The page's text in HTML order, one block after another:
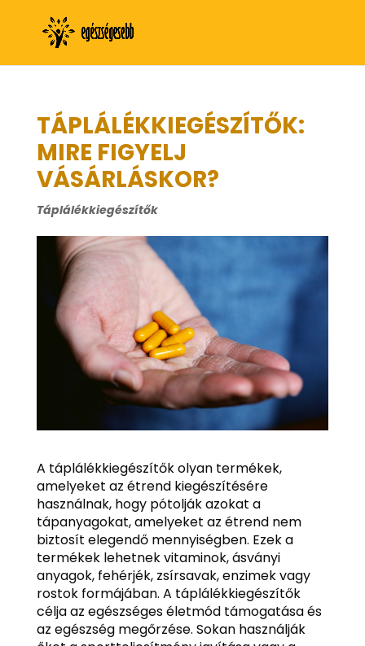
TÁPLÁLÉKKIEGÉSZÍTŐK:
MIRE FIGYELJ
VÁSÁRLÁSKOR?
Táplálékkiegészítők
A táplálékkiegészítők olyan termékek,
amelyeket az étrend kiegészítésére
használnak, hogy pótolják azokat a
tápanyagokat, amelyeket az étrend nem
biztosít elegendő mennyiségben. Ezek a
termékek lehetnek vitaminok, ásványi
anyagok, fehérjék, zsírsavak, enzimek vagy
rostok formájában. A táplálékkiegészítők
célja az egészséges életmód támogatása és
az egészség megőrzése. Sokan használják